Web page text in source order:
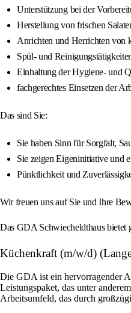
Unterstützung bei der
Herstellung von frischen
Anrichten und Herrichten von
Spül- und
Einhaltung der Hygiene- und
fachgerechtes Einsetzen der
Das sind Sie:
Sie haben Sinn für Sorgfalt,
Sie zeigen Eigeninitiative und
Pünktlichkeit und
Wir freuen uns auf Sie und Ihre
Das GDA Schwiecheldthaus bietet
Küchenkraft (m/w/d)
Die GDA ist ein hervorragender
Leistungspaket, das unter
Arbeitsumfeld, das durch